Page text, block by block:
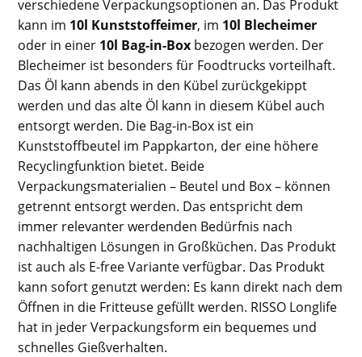
verschiedene Verpackungsoptionen an. Das Produkt
kann im 10l Kunststoffeimer, im 10l Blecheimer
oder in einer 10l Bag-in-Box bezogen werden. Der
Blecheimer ist besonders für Foodtrucks vorteilhaft.
Das Öl kann abends in den Kübel zurückgekippt
werden und das alte Öl kann in diesem Kübel auch
entsorgt werden. Die Bag-in-Box ist ein
Kunststoffbeutel im Pappkarton, der eine höhere
Recyclingfunktion bietet. Beide
Verpackungsmaterialien – Beutel und Box – können
getrennt entsorgt werden. Das entspricht dem
immer relevanter werdenden Bedürfnis nach
nachhaltigen Lösungen in Großküchen. Das Produkt
ist auch als E-free Variante verfügbar. Das Produkt
kann sofort genutzt werden: Es kann direkt nach dem
Öffnen in die Fritteuse gefüllt werden. RISSO Longlife
hat in jeder Verpackungsform ein bequemes und
schnelles Gießverhalten.